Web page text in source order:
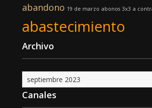
abandono 19 de marzo abonos 3x3 a
abastecimiento
Archivo
Archivo
Canales